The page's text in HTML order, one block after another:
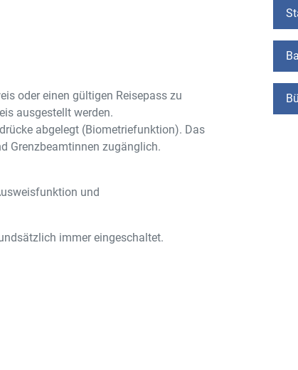
oder einen gültigen Reisepass zu
ausgestellt werden.
abgelegt (Biometriefunktion). Das
Grenzbeamtinnen zugänglich.
und
immer eingeschaltet.